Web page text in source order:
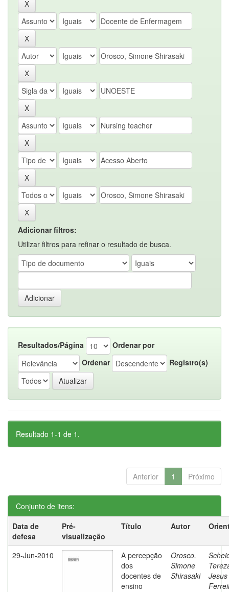
Adicionar filtros:
Utilizar filtros para refinar o resultado de busca.
Resultados/Página
Ordenar por
Ordenar
Registro(s)
Resultado 1-1 de 1.
Anterior 1 Próximo
Conjunto de itens:
Data de
defesa
Pré-
visualização
Título Autor
29-Jun-2010
A percepção
dos
docentes de
ensino
Orosco,
Simone
Shirasaki
Jesus